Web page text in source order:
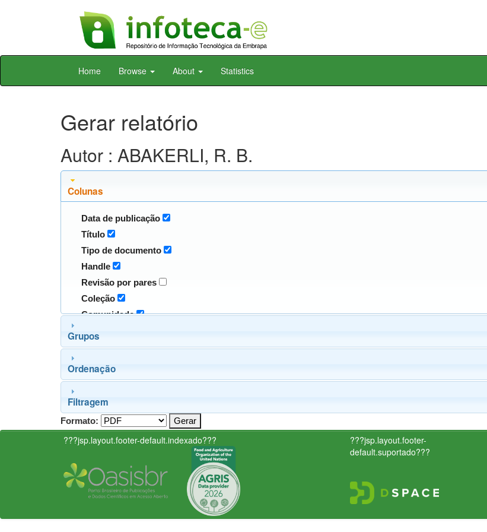
Skip
Home Browse About Statistics
Gerar relatório
Autor : ABAKERLI, R. B.
Colunas
Data de publicação
Título
Tipo de documento
Handle
Revisão por pares
Coleção
Comunidade
Grupos
Ordenação
Filtragem
Formato:
???jsp.layout.footer-default.indexado???
???jsp.layout.footer-
default.suportado???